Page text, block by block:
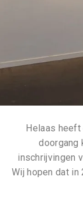
Helaas heeft
doorgang
inschrijvingen
Wij hopen dat